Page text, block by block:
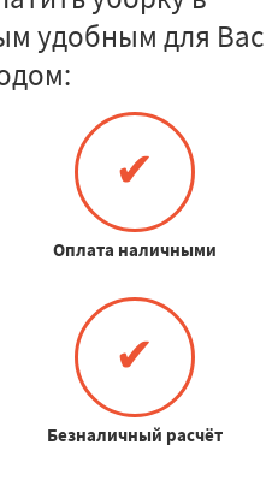
удобным для Вас
✔
Оплата наличными
✔
Безналичный расчёт